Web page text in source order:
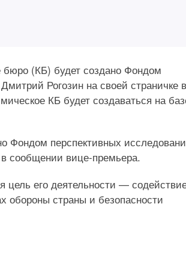
бюро (КБ) будет создано Фондом
Рогозин на своей страничке в
КБ будет создаваться на
Фондом перспективных
в сообщении вице-премьера.
цель его деятельности —
обороны страны и безопасности